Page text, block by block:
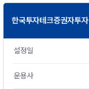
한국투자테크증권자투
설정일
운용사